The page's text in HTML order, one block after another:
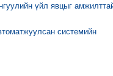
үйл явцыг
системийн